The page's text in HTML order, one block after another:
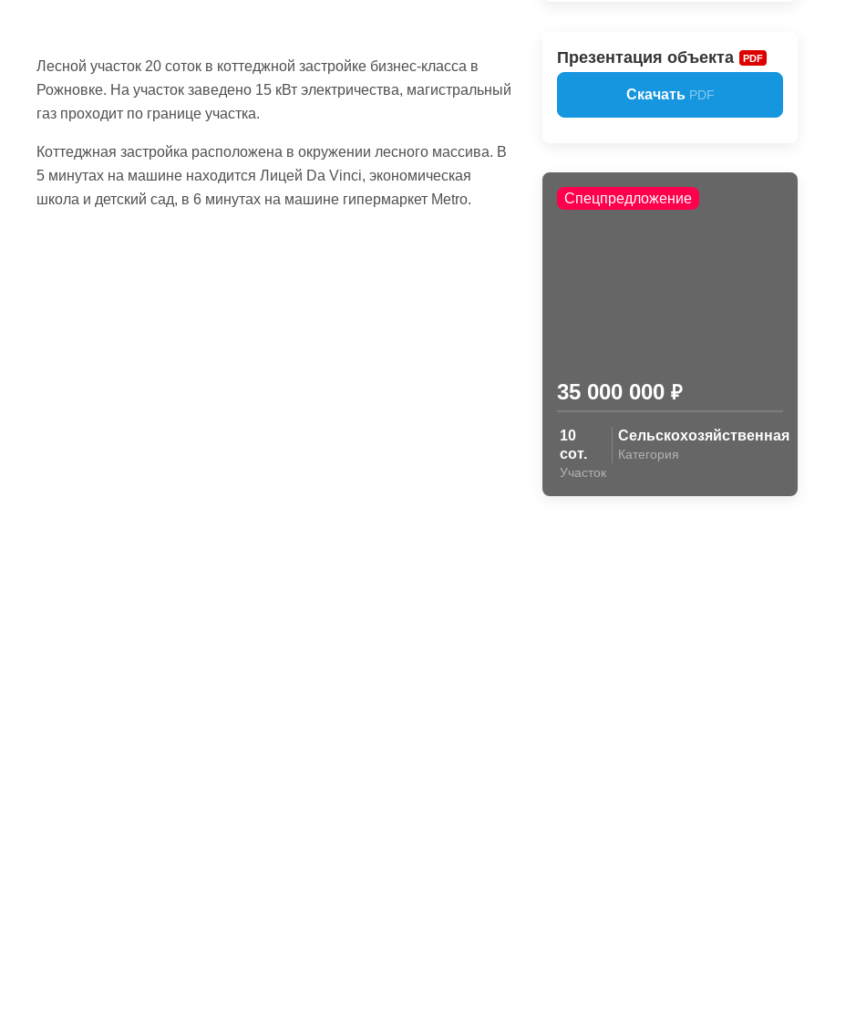
Лесной участок 20 соток в коттеджной застройке бизнес-класса в
Рожновке. На участок заведено 15 кВт электричества, магистральный
газ проходит по границе участка.
Коттеджная застройка расположена в окружении лесного массива. В
5 минутах на машине находится Лицей Da Vinci, экономическая
школа и детский сад, в 6 минутах на машине гипермаркет Metro.
Презентация объекта PDF
Скачать PDF
Спецпредложение
35 000 000 ₽
10
сот.
Участок
Сельскохозяйственная
Категория